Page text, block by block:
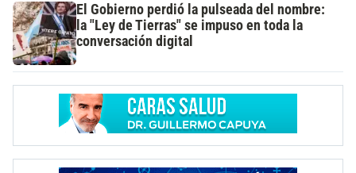
El Gobierno perdió la pulseada del nombre:
la "Ley de Tierras" se impuso en toda la
conversación digital